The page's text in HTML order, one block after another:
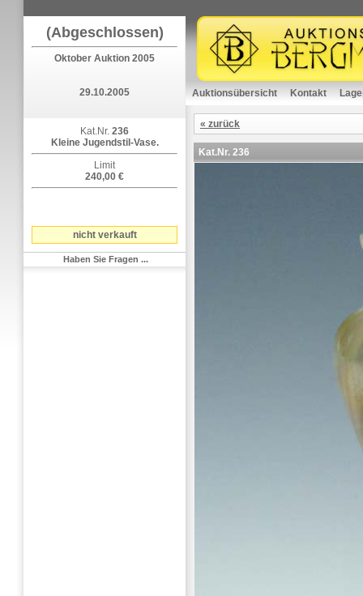
(Abgeschlossen)
Oktober Auktion 2005
29.10.2005
Kat.Nr. 236
Kleine Jugendstil-Vase.
Limit
240,00 €
nicht verkauft
Haben Sie Fragen ...
Auktionsübersicht Kontakt
« zurück
Kat.Nr. 236